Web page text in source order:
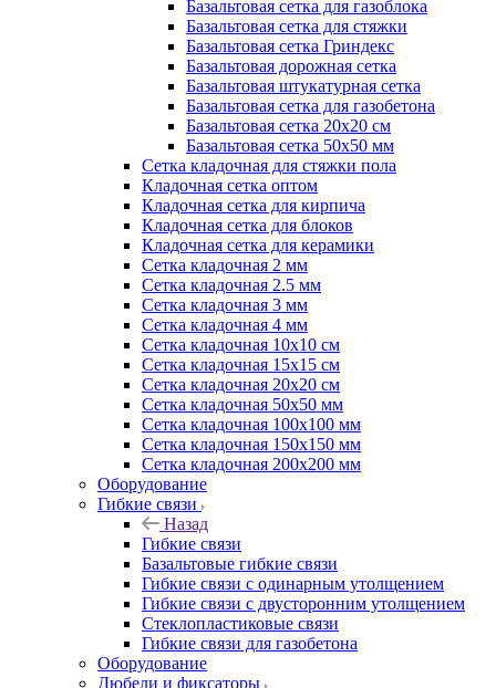
Базальтовая сетка для газоблока
Базальтовая сетка для стяжки
Базальтовая сетка Гриндекс
Базальтовая дорожная сетка
Базальтовая штукатурная сетка
Базальтовая сетка для газобетона
Базальтовая сетка 20x20 см
Базальтовая сетка 50x50 мм
Сетка кладочная для стяжки пола
Кладочная сетка оптом
Кладочная сетка для кирпича
Кладочная сетка для блоков
Кладочная сетка для керамики
Сетка кладочная 2 мм
Сетка кладочная 2.5 мм
Сетка кладочная 3 мм
Сетка кладочная 4 мм
Сетка кладочная 10x10 см
Сетка кладочная 15x15 см
Сетка кладочная 20x20 см
Сетка кладочная 50x50 мм
Сетка кладочная 100x100 мм
Сетка кладочная 150x150 мм
Сетка кладочная 200x200 мм
Оборудование
Гибкие связи
Назад
Гибкие связи
Базальтовые гибкие связи
Гибкие связи с одинарным утолщением
Гибкие связи с двусторонним утолщением
Стеклопластиковые связи
Гибкие связи для газобетона
Оборудование
Дюбели и фиксаторы